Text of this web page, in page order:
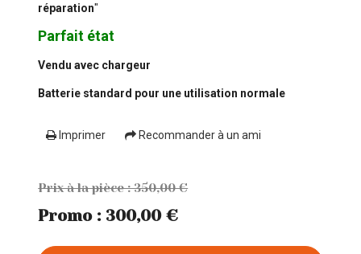
réparation"
Parfait état
Vendu avec chargeur
Batterie standard pour une utilisation normale
Imprimer Recommander à un ami
Prix à la pièce : 350,00 €
Promo : 300,00 €